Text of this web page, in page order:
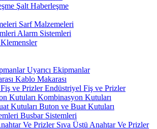
Şalt Haberleşme
Sarf Malzemeleri
Alarm Sistemleri
Klemensler
Uyarıcı Ekipmanlar
Kablo Makarası
Endüstriyel Fiş ve Prizler
Kombinasyon Kutuları
Buton ve Buat Kutuları
Busbar Sistemleri
Sıva Üstü Anahtar Ve Prizler